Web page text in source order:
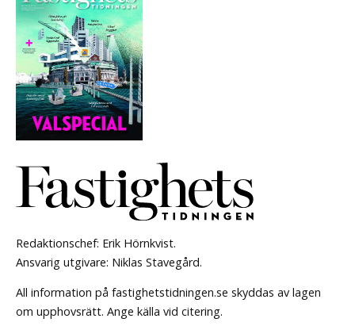
Redaktionschef: Erik Hörnkvist.
Ansvarig utgivare: Niklas Stavegård.
All information på fastighetstidningen.se skyddas av lagen
om upphovsrätt. Ange källa vid citering.